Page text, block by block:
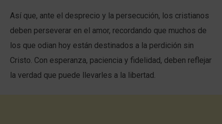
Así que, ante el desprecio y la persecución, los cristianos
deben perseverar en el amor, recordando que muchos de
los que odian hoy están destinados a la perdición sin
Cristo. Con esperanza, paciencia y fidelidad, deben reflejar
la verdad que puede llevarles a la libertad.